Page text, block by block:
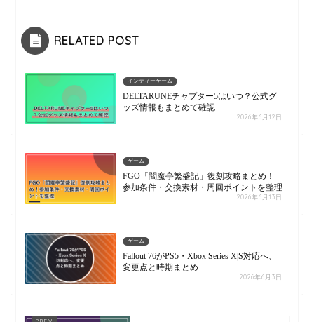
RELATED POST
インディーゲーム
DELTARUNEチャプター5はいつ？公式グ
ッズ情報もまとめて確認
2026年6月12日
ゲーム
FGO「閻魔亭繁盛記」復刻攻略まとめ！
参加条件・交換素材・周回ポイントを整理
2026年6月13日
ゲーム
Fallout 76がPS5・Xbox Series X|S対応へ、
変更点と時期まとめ
2026年6月3日